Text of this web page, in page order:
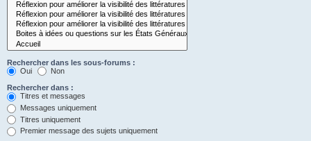
Rechercher dans les sous-forums :
Oui
Non
Rechercher dans :
Titres et messages
Messages uniquement
Titres uniquement
Premier message des sujets uniquement